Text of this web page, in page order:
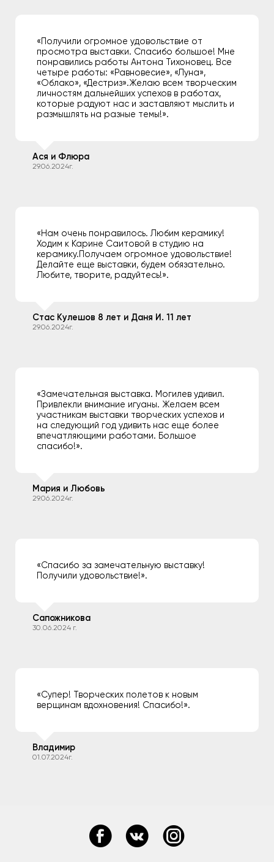
«Получили огромное удовольствие от
просмотра выставки. Спасибо большое! Мне
понравились работы Антона Тихоновец. Все
четыре работы: «Равновесие», «Луна»,
«Облако», «Дестриз».Желаю всем творческим
личностям дальнейших успехов в работах,
которые радуют нас и заставляют мыслить и
размышлять на разные темы!».
Ася и Флюра
29.06.2024г.
«Нам очень понравилось. Любим керамику!
Ходим к Карине Саитовой в студию на
керамику.Получаем огромное удовольствие!
Делайте еще выставки, будем обязательно.
Любите, творите, радуйтесь!».
Стас Кулешов 8 лет и Даня И. 11 лет
29.06.2024г.
«Замечательная выставка. Могилев удивил.
Привлекли внимание игуаны. Желаем всем
участникам выставки творческих успехов и
на следующий год удивить нас еще более
впечатляющими работами. Большое
спасибо!».
Мария и Любовь
29.06.2024г.
«Спасибо за замечательную выставку!
Получили удовольствие!».
Сапожникова
30.06.2024 г.
«Супер! Творческих полетов к новым
верщинам вдохновения! Спасибо!».
Владимир
01.07.2024г.